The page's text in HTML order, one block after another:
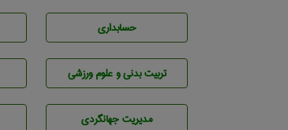
حسابداری
تربيت بدنی و علوم ورزشی
مديريت جهانگردی